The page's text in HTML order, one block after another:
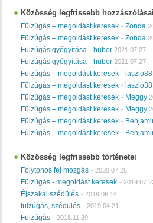
Közösség legfrissebb hozzászólásai
Fülzúgás – megoldást keresek -Zonda
Fülzúgás – megoldást keresek -Zonda
Fülzúgás gyógyítása - huber 2021.07.27.
Fülzúgás gyógyítása - huber 2021.07.27.
Fülzúgás – megoldást keresek - laszlo38
Fülzúgás – megoldást keresek - laszlo38
Fülzúgás – megoldást keresek - Meggy
Fülzúgás – megoldást keresek - Meggy
Fülzúgás – megoldást keresek -
Fülzúgás – megoldást keresek -
Közösség legfrissebb történetei
Folytonos fej mozgás - 2020.07.25.
Fülzúgás - megoldást keresek -
Éjszakai szédülés - 2019.06.14.
fülzúgás, szédülés - 2019.04.21.
Fülzúgás - 2018.11.29.